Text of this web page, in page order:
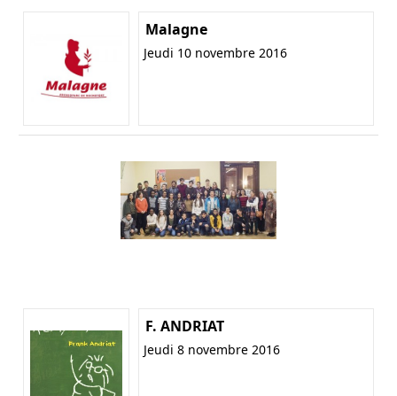
Malagne
Jeudi 10 novembre 2016
F. ANDRIAT
Jeudi 8 novembre 2016